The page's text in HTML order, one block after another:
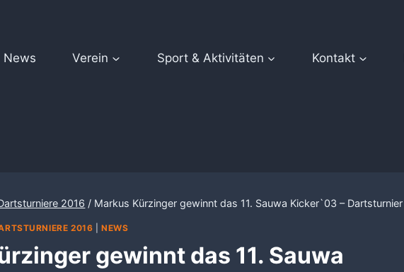
News Verein Sport & Aktivitäten Kontakt
2016 / Markus Kürzinger gewinnt das 11. Sauwa Kicker`03 – Dartsturnier
2016 |NEWS
gewinnt das 11. Sauwa